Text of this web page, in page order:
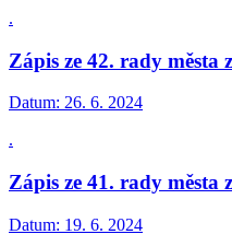
.
Zápis ze 42. rady města
Datum: 26. 6. 2024
.
Zápis ze 41. rady města
Datum: 19. 6. 2024